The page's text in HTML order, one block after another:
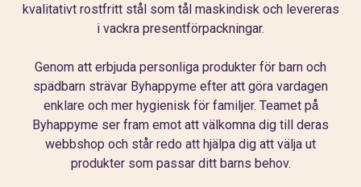
kvalitativt rostfritt stål som tål maskindisk och levereras
i vackra presentförpackningar.
Genom att erbjuda personliga produkter för barn och
spädbarn strävar Byhappyme efter att göra vardagen
enklare och mer hygienisk för familjer. Teamet på
Byhappyme ser fram emot att välkomna dig till deras
webbshop och står redo att hjälpa dig att välja ut
produkter som passar ditt barns behov.